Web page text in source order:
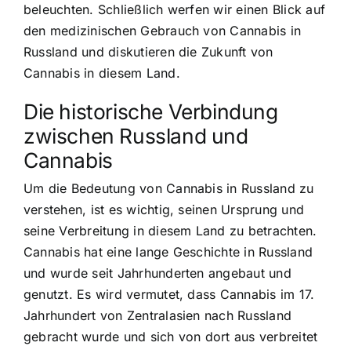
beleuchten. Schließlich werfen wir einen Blick auf
den medizinischen Gebrauch von Cannabis in
Russland und diskutieren die Zukunft von
Cannabis in diesem Land.
Die historische Verbindung
zwischen Russland und
Cannabis
Um die Bedeutung von Cannabis in Russland zu
verstehen, ist es wichtig, seinen Ursprung und
seine Verbreitung in diesem Land zu betrachten.
Cannabis hat eine lange Geschichte in Russland
und wurde seit Jahrhunderten angebaut und
genutzt. Es wird vermutet, dass Cannabis im 17.
Jahrhundert von Zentralasien nach Russland
gebracht wurde und sich von dort aus verbreitet